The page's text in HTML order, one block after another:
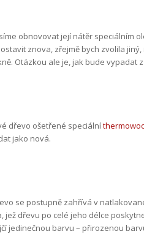
obnovovat její nátěr speciálním
znova, zřejmě bych zvolila
Otázkou ale je, jak bude vypadat
dřevo ošetřené speciální
jako nová.
se postupně zahřívá v
jež dřevu po celé jeho délce
jedinečnou barvu – přirozenou